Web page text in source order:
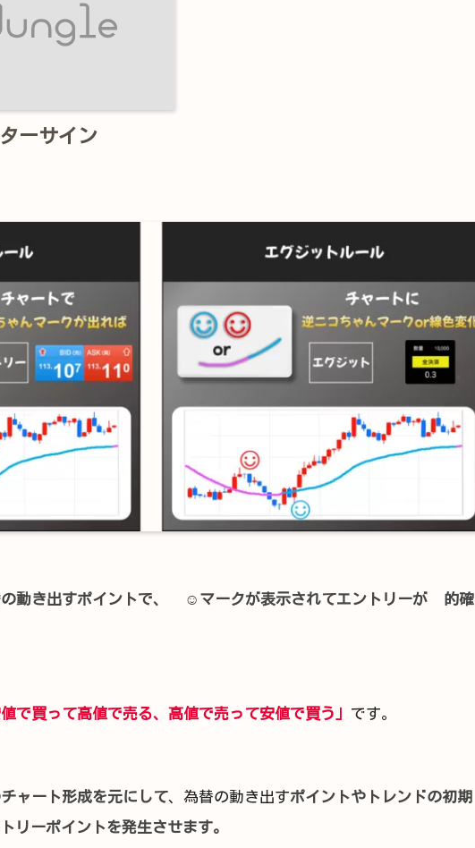
ーサイン
の動き出すポイントで、 ☺︎マークが表示されてエントリーが 的確
値で買って高値で売る、高値で売って安値で買う」 です。
ャート形成を元にして、為替の動き出すポイントやトレンドの初期
リーポイントを発生させます。